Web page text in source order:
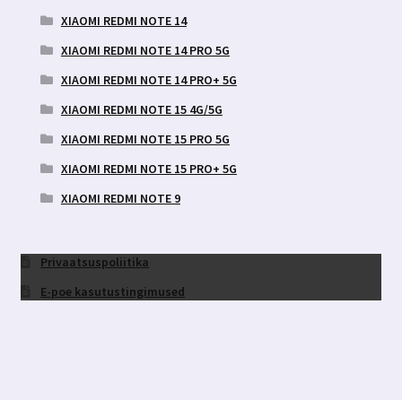
XIAOMI REDMI NOTE 14
XIAOMI REDMI NOTE 14 PRO 5G
XIAOMI REDMI NOTE 14 PRO+ 5G
XIAOMI REDMI NOTE 15 4G/5G
XIAOMI REDMI NOTE 15 PRO 5G
XIAOMI REDMI NOTE 15 PRO+ 5G
XIAOMI REDMI NOTE 9
Privaatsuspoliitika
E-poe kasutustingimused